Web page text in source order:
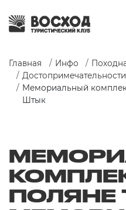
Главная Инфо
Достопримечательности
Мемориальный
Штык
ПОЛЯНЕ